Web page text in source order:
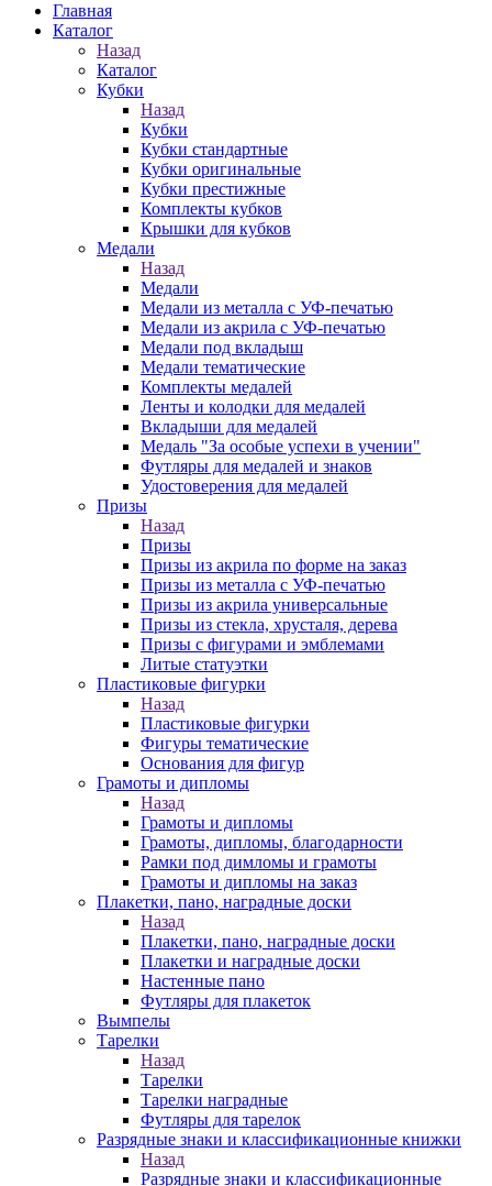
Главная
Каталог
Назад
Каталог
Кубки
Назад
Кубки
Кубки стандартные
Кубки оригинальные
Кубки престижные
Комплекты кубков
Крышки для кубков
Медали
Назад
Медали
Медали из металла с УФ-печатью
Медали из акрила с УФ-печатью
Медали под вкладыш
Медали тематические
Комплекты медалей
Ленты и колодки для медалей
Вкладыши для медалей
Медаль "За особые успехи в учении"
Футляры для медалей и знаков
Удостоверения для медалей
Призы
Назад
Призы
Призы из акрила по форме на заказ
Призы из металла с УФ-печатью
Призы из акрила универсальные
Призы из стекла, хрусталя, дерева
Призы с фигурами и эмблемами
Литые статуэтки
Пластиковые фигурки
Назад
Пластиковые фигурки
Фигуры тематические
Основания для фигур
Грамоты и дипломы
Назад
Грамоты и дипломы
Грамоты, дипломы, благодарности
Рамки под димломы и грамоты
Грамоты и дипломы на заказ
Плакетки, пано, наградные доски
Назад
Плакетки, пано, наградные доски
Плакетки и наградные доски
Настенные пано
Футляры для плакеток
Вымпелы
Тарелки
Назад
Тарелки
Тарелки наградные
Футляры для тарелок
Разрядные знаки и классификационные книжки
Назад
Разрядные знаки и классификационные